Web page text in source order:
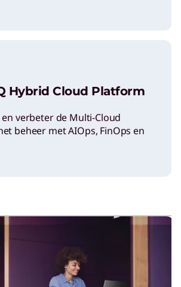
Hybrid Cloud Platform
en verbeter de Multi-Cloud
beheer met AIOps, FinOps en